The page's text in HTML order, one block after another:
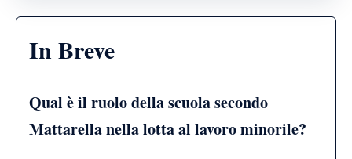
In Breve
Qual è il ruolo della scuola secondo
Mattarella nella lotta al lavoro minorile?